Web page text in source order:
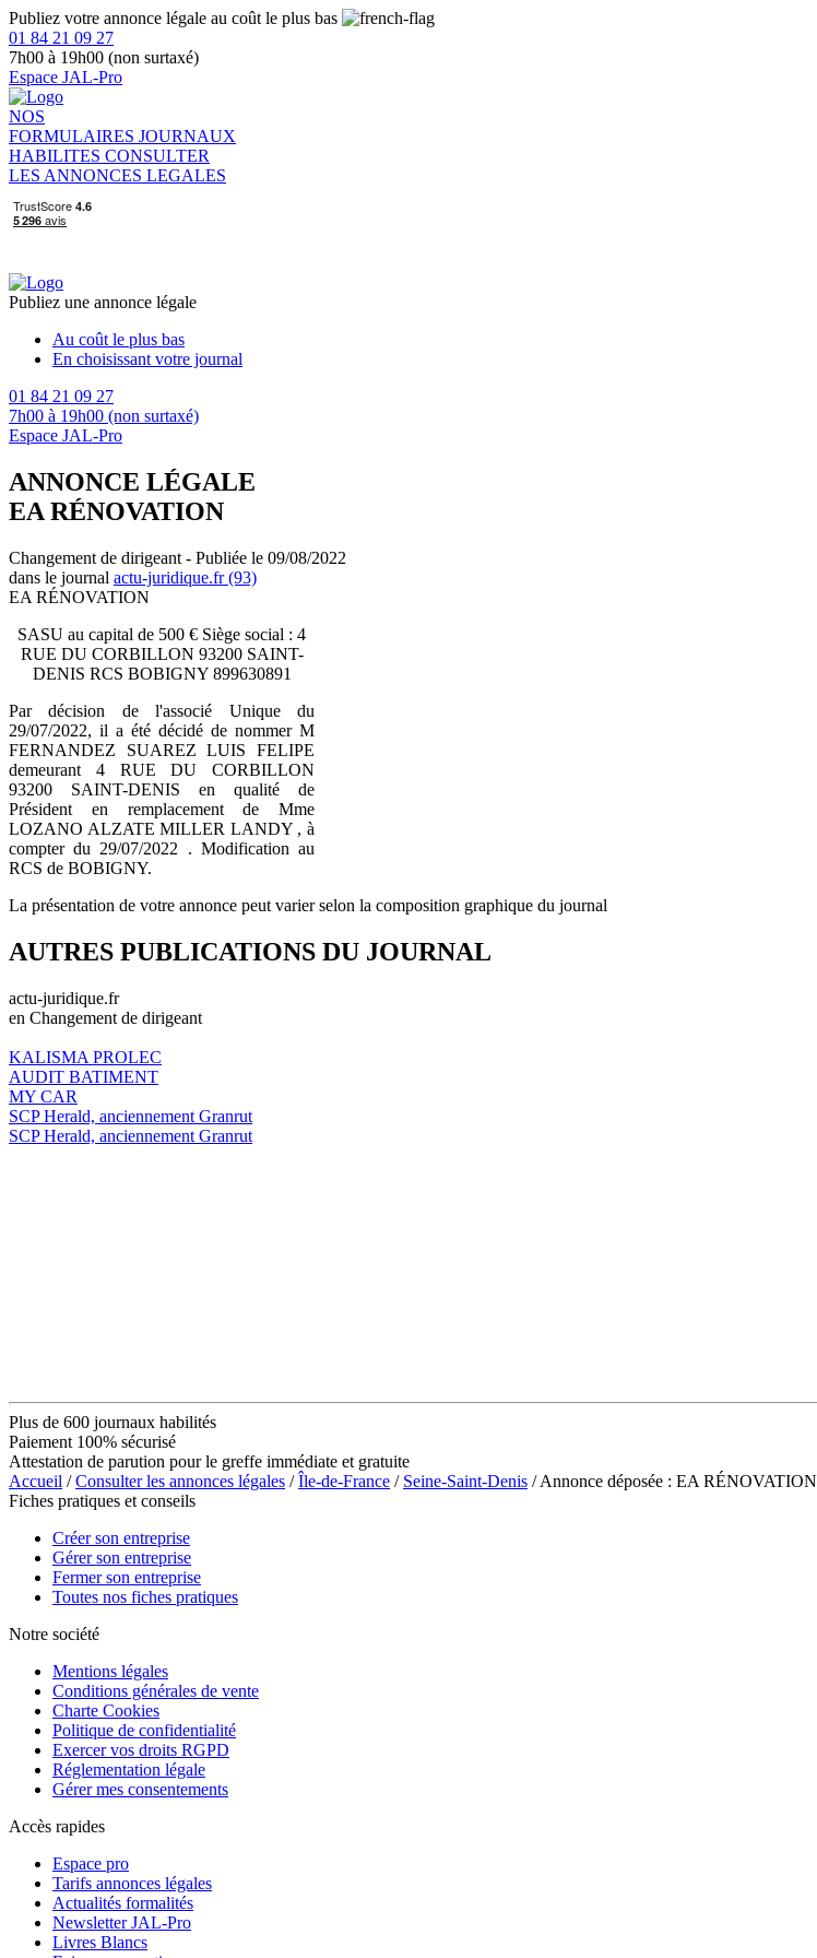
Publiez votre annonce légale au coût le plus bas
01 84 21 09 27
7h00 à 19h00 (non surtaxé)
Espace JAL-Pro
NOS
FORMULAIRES JOURNAUX
HABILITES CONSULTER
LES ANNONCES LEGALES
Publiez une annonce légale
Au coût le plus bas
En choisissant votre journal
01 84 21 09 27
7h00 à 19h00 (non surtaxé)
Espace JAL-Pro
ANNONCE LÉGALE
EA RÉNOVATION
Changement de dirigeant - Publiée le 09/08/2022
dans le journal actu-juridique.fr (93)
EA RÉNOVATION
SASU au capital de 500 € Siège social : 4
RUE DU CORBILLON 93200 SAINT-
DENIS RCS BOBIGNY 899630891
Par décision de l'associé Unique du
29/07/2022, il a été décidé de nommer M
FERNANDEZ SUAREZ LUIS FELIPE
demeurant 4 RUE DU CORBILLON
93200 SAINT-DENIS en qualité de
Président en remplacement de Mme
LOZANO ALZATE MILLER LANDY , à
compter du 29/07/2022 . Modification au
RCS de BOBIGNY.
La présentation de votre annonce peut varier selon la composition graphique du journal
AUTRES PUBLICATIONS DU JOURNAL
actu-juridique.fr
en Changement de dirigeant
KALISMA PROLEC
AUDIT BATIMENT
MY CAR
SCP Herald, anciennement Granrut
SCP Herald, anciennement Granrut
Plus de 600 journaux habilités
Paiement 100% sécurisé
Attestation de parution pour le greffe immédiate et gratuite
Accueil /Consulter les annonces légales /Île-de-France / Seine-Saint-Denis / Annonce déposée : EA RÉNOVATION
Fiches pratiques et conseils
Créer son entreprise
Gérer son entreprise
Fermer son entreprise
Toutes nos fiches pratiques
Notre société
Mentions légales
Conditions générales de vente
Charte Cookies
Politique de confidentialité
Exercer vos droits RGPD
Réglementation légale
Gérer mes consentements
Accès rapides
Espace pro
Tarifs annonces légales
Actualités formalités
Newsletter JAL-Pro
Livres Blancs